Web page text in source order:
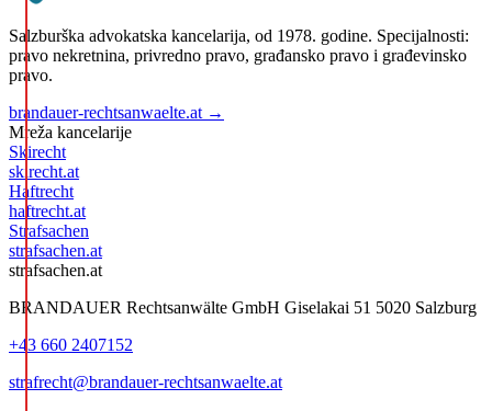
Salzburška advokatska kancelarija, od 1978. godine. Specijalnosti:
pravo nekretnina, privredno pravo, građansko pravo i građevinsko
pravo.
brandauer-rechtsanwaelte.at →
Mreža kancelarije
Skirecht
skirecht.at
Haftrecht
haftrecht.at
Strafsachen
strafsachen.at
strafsachen.at
BRANDAUER Rechtsanwälte GmbH Giselakai 51 5020 Salzburg
+43 660 2407152
strafrecht@brandauer-rechtsanwaelte.at